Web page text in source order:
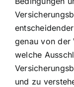
genau von der
welche
und zu